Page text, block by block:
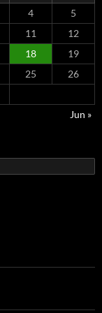
4
5
11
12
18
19
25
26
Jun »